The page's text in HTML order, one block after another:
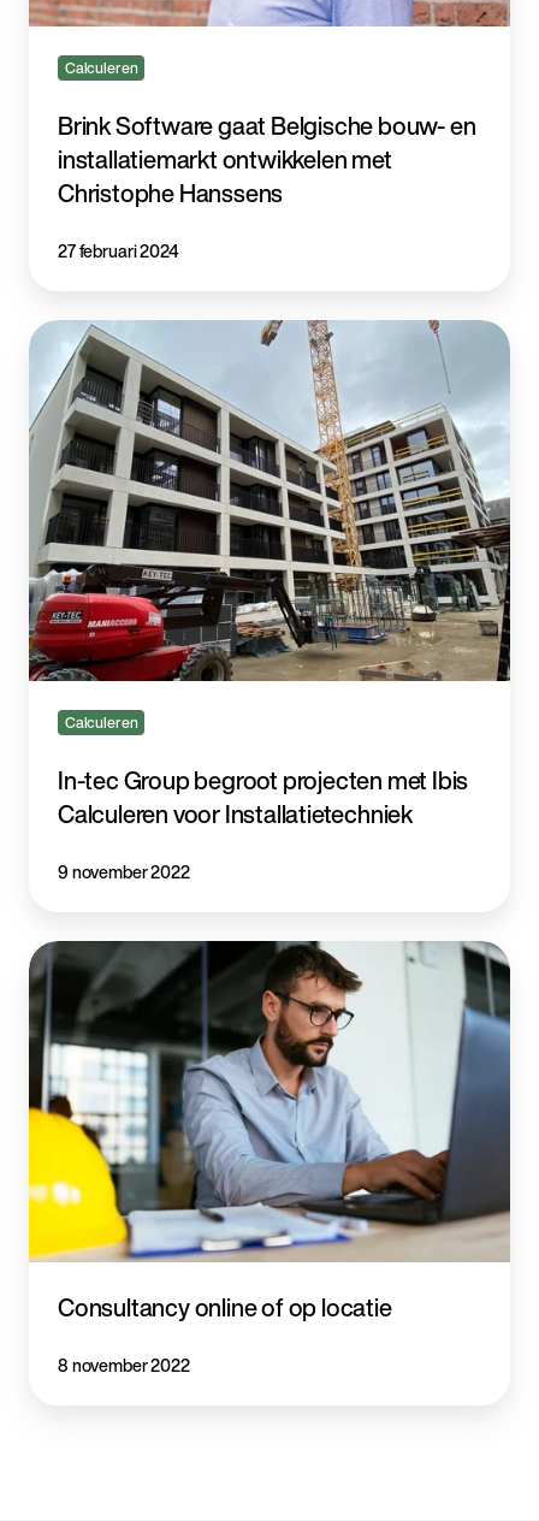
Calculeren
Brink Software gaat Belgische bouw- en
installatiemarkt ontwikkelen met
Christophe Hanssens
27 februari 2024
In-
Group
begroot
projecten
met
Ibis
Calculeren
voor
Installatietechniek
Calculeren
In-tec Group begroot projecten met Ibis
Calculeren voor Installatietechniek
9 november 2022
Consultancy
online
of
op
locatie
Consultancy online of op locatie
8 november 2022